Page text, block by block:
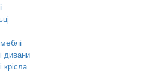
дивани
крісла